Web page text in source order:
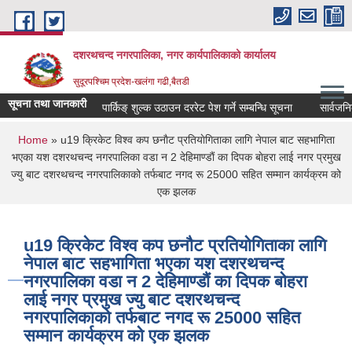
Skip to main content
दशरथचन्द नगरपालिका, नगर कार्यपालिकाको कार्यालय
सुदूरपश्चिम प्रदेश-खलंगा गढी,बैतडी
सूचना तथा जानकारी पार्किङ् शुल्क उठाउन दररेट पेश गर्ने सम्बन्धि सूचना
You are here
Home» u19 क्रिकेट विश्व कप छनाैट प्रतियाेगिताका लागि नेपाल बाट सहभागिता
भएका यश दशरथचन्द नगरपालिका वडा न 2 देहिमाण्डाैं का दिपक बाेहरा लाई नगर प्रमुख
ज्यु बाट दशरथचन्द नगरपालिकाको तर्फबाट नगद रू 25000 सहित सम्मान कार्यक्रम को
एक झलक
u19 क्रिकेट विश्व कप छनाैट प्रतियाेगिताका लागि
नेपाल बाट सहभागिता भएका यश दशरथचन्द
नगरपालिका वडा न 2 देहिमाण्डाैं का दिपक बाेहरा
लाई नगर प्रमुख ज्यु बाट दशरथचन्द
नगरपालिकाको तर्फबाट नगद रू 25000 सहित
सम्मान कार्यक्रम को एक झलक